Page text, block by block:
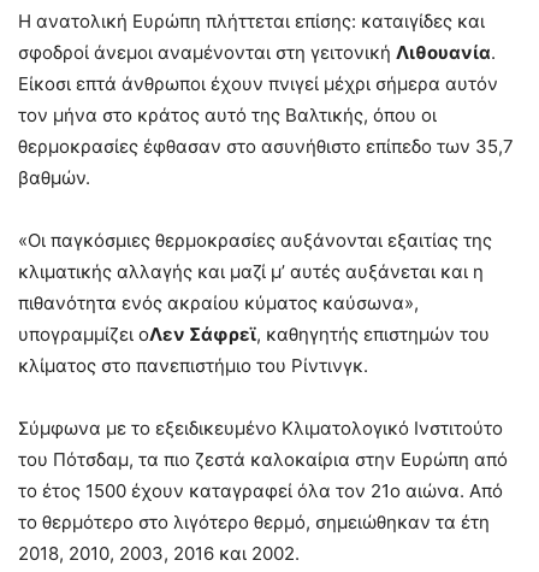
Η ανατολική Ευρώπη πλήττεται επίσης: καταιγίδες και
σφοδροί άνεμοι αναμένονται στη γειτονική Λιθουανία.
Είκοσι επτά άνθρωποι έχουν πνιγεί μέχρι σήμερα αυτόν
τον μήνα στο κράτος αυτό της Βαλτικής, όπου οι
θερμοκρασίες έφθασαν στο ασυνήθιστο επίπεδο των 35,7
βαθμών.
«Οι παγκόσμιες θερμοκρασίες αυξάνονται εξαιτίας της
κλιματικής αλλαγής και μαζί μ’ αυτές αυξάνεται και η
πιθανότητα ενός ακραίου κύματος καύσωνα»,
υπογραμμίζει οΛεν Σάφρεϊ, καθηγητής επιστημών του
κλίματος στο πανεπιστήμιο του Ρίντινγκ.
Σύμφωνα με το εξειδικευμένο Κλιματολογικό Ινστιτούτο
του Πότσδαμ, τα πιο ζεστά καλοκαίρια στην Ευρώπη από
το έτος 1500 έχουν καταγραφεί όλα τον 21ο αιώνα. Από
το θερμότερο στο λιγότερο θερμό, σημειώθηκαν τα έτη
2018, 2010, 2003, 2016 και 2002.